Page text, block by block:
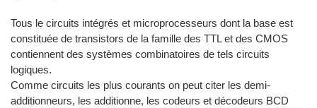
Tous le circuits intégrés et microprocesseurs dont la base est
constituée de transistors de la famille des TTL et des CMOS
contiennent des systèmes combinatoires de tels circuits
logiques.
Comme circuits les plus courants on peut citer les demi-
additionneurs, les additionne, les codeurs et décodeurs BCD